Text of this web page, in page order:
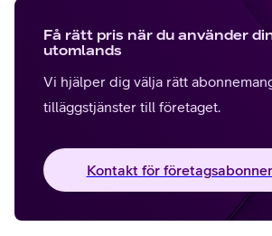
Få rätt pris när du använder
utomlands
Vi hjälper dig välja rätt
tilläggstjänster till företaget.
Kontakt för